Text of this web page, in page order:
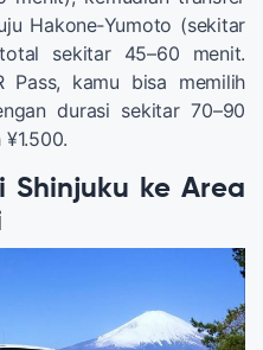
Hakone‑Yumoto (sekitar
sekitar 45–60 menit.
kamu bisa memilih
durasi sekitar 70–90
Shinjuku ke Area